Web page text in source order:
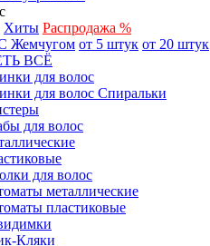
Хиты Распродажа %
Жемчугом от 5 штук от 20 штук
ВСЁ
для волос
для волос Спиральки
для волос
для волос
металлические
пластиковые
Кляки